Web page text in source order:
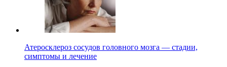
Атеросклероз сосудов головного мозга — стадии,
симптомы и лечение